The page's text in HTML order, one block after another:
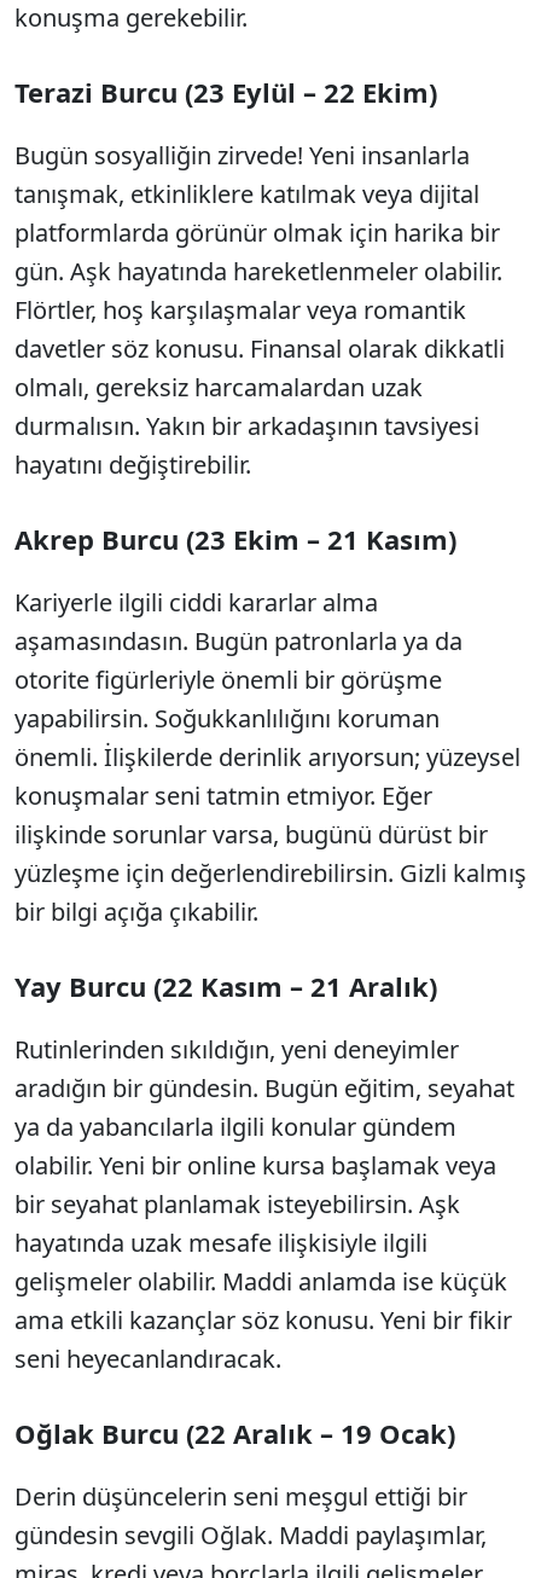
konuşma gerekebilir.
Terazi Burcu (23 Eylül – 22 Ekim)
Bugün sosyalliğin zirvede! Yeni insanlarla
tanışmak, etkinliklere katılmak veya dijital
platformlarda görünür olmak için harika bir
gün. Aşk hayatında hareketlenmeler olabilir.
Flörtler, hoş karşılaşmalar veya romantik
davetler söz konusu. Finansal olarak dikkatli
olmalı, gereksiz harcamalardan uzak
durmalısın. Yakın bir arkadaşının tavsiyesi
hayatını değiştirebilir.
Akrep Burcu (23 Ekim – 21 Kasım)
Kariyerle ilgili ciddi kararlar alma
aşamasındasın. Bugün patronlarla ya da
otorite figürleriyle önemli bir görüşme
yapabilirsin. Soğukkanlılığını koruman
önemli. İlişkilerde derinlik arıyorsun; yüzeysel
konuşmalar seni tatmin etmiyor. Eğer
ilişkinde sorunlar varsa, bugünü dürüst bir
yüzleşme için değerlendirebilirsin. Gizli kalmış
bir bilgi açığa çıkabilir.
Yay Burcu (22 Kasım – 21 Aralık)
Rutinlerinden sıkıldığın, yeni deneyimler
aradığın bir gündesin. Bugün eğitim, seyahat
ya da yabancılarla ilgili konular gündem
olabilir. Yeni bir online kursa başlamak veya
bir seyahat planlamak isteyebilirsin. Aşk
hayatında uzak mesafe ilişkisiyle ilgili
gelişmeler olabilir. Maddi anlamda ise küçük
ama etkili kazançlar söz konusu. Yeni bir fikir
seni heyecanlandıracak.
Oğlak Burcu (22 Aralık – 19 Ocak)
Derin düşüncelerin seni meşgul ettiği bir
gündesin sevgili Oğlak. Maddi paylaşımlar,